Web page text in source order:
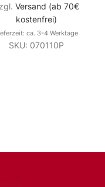
Versand (ab 70€
kostenfrei)
ca. 3-4 Werktage
SKU: 070110P